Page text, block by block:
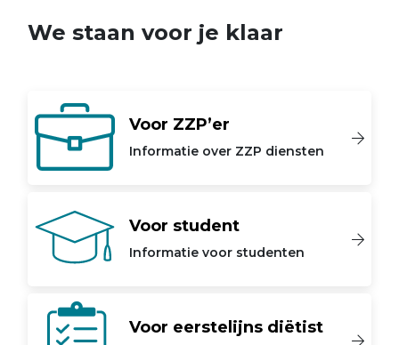
We staan voor je klaar
Voor ZZP’er
Informatie over ZZP diensten
Voor student
Informatie voor studenten
Voor eerstelijns diëtist